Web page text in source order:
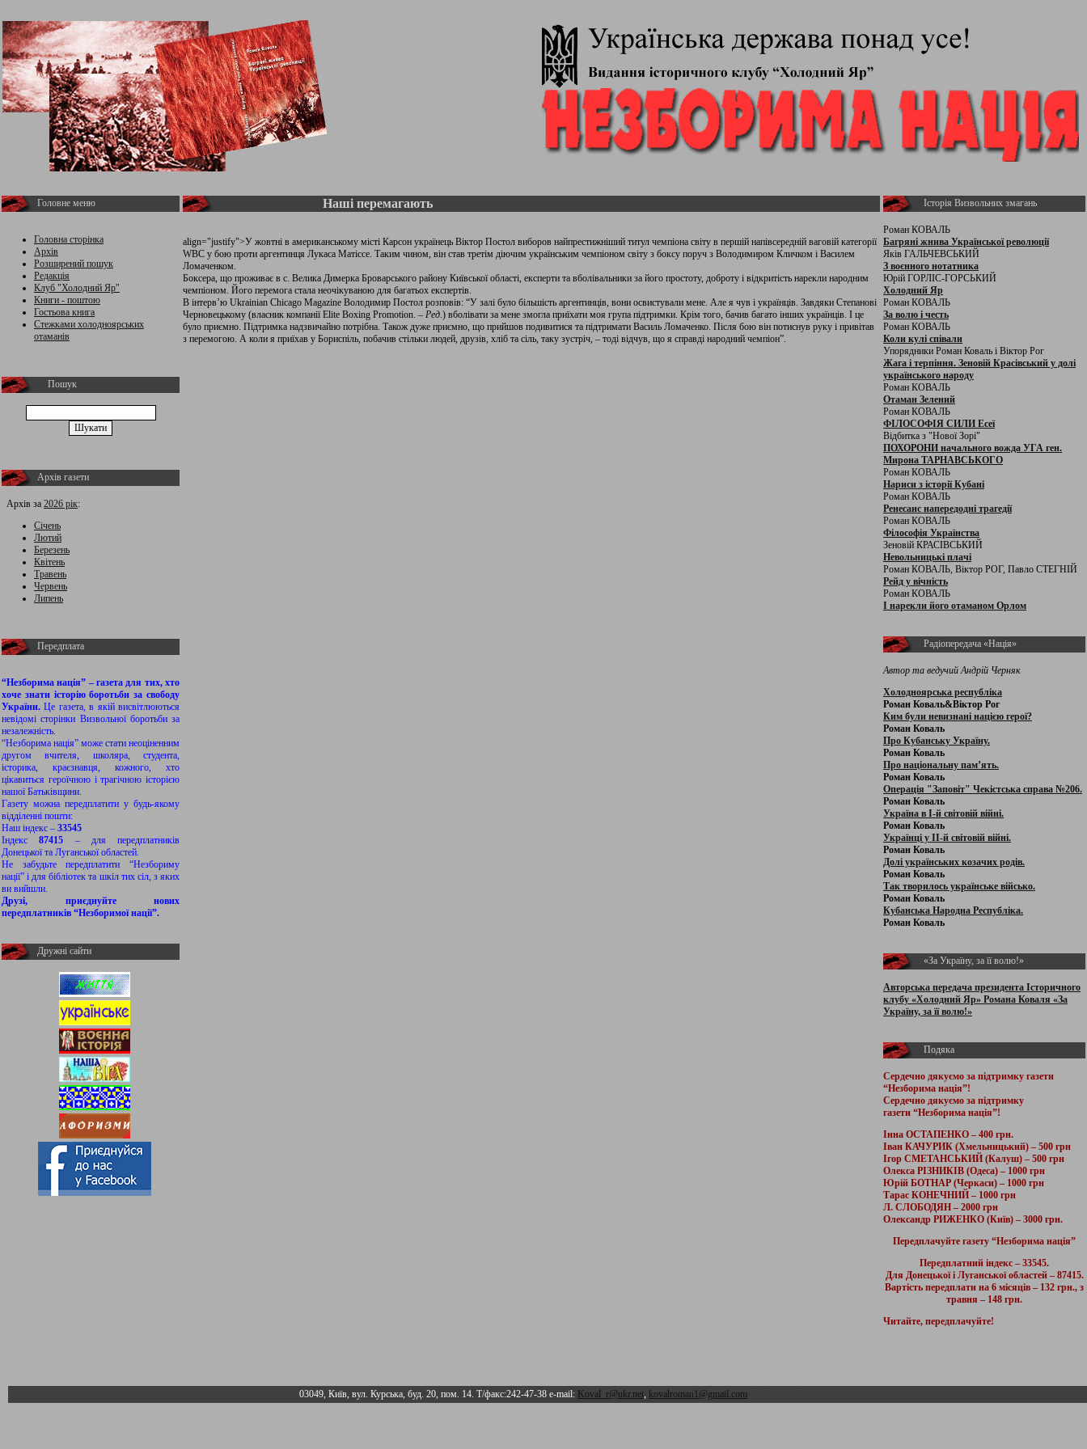
Головне меню
Головна сторінка
Архів
Розширений пошук
Редакція
Клуб "Холодний Яр"
Книги - поштою
Гостьова книга
Стежками холодноярських
отаманів
Пошук
Архів газети
Архів за 2026 рік:
Січень
Лютий
Березень
Квітень
Травень
Червень
Липень
Передплата
“Незборима нація” – газета для тих, хто
хоче знати історію боротьби за свободу
України.Це газета, в якій висвітлюються
невідомі сторінки Визвольної боротьби за
незалежність.
“Незборима нація” може стати неоціненним
другом вчителя, школяра, студента,
історика, краєзнавця, кожного, хто
цікавиться героїчною і трагічною історією
нашої Батьківщини.
Газету можна передплатити у будь-якому
відділенні пошти:
Наш індекс – 33545
Індекс87415 – для передплатників
Донецької та Луганської областей.
Не забудьте передплатити “Незбориму
нації” і для бібліотек та шкіл тих сіл, з яких
ви вийшли.
Друзі, приєднуйте нових
передплатників “Незборимої нації”.
Дружні сайти
Наші перемагають
align="justify">У жовтні в американському місті Карсон українець Віктор Постол виборов найпрестижніший титул чемпіона світу в першій напівсередній ваговій категорії
WBC у бою проти аргентинця Лукаса Матіссе. Таким чином, він став третім діючим українським чемпіоном світу з боксу поруч з Володимиром Кличком і Василем
Ломаченком.
Боксера, що проживає в с. Велика Димерка Броварського району Київської області, експерти та вболівальники за його простоту, доброту і відкритість нарекли народним
чемпіоном. Його перемога стала неочікуваною для багатьох експертів.
В інтерв’ю Ukrainian Chicago Magazine Володимир Постол розповів: “У залі було більшість аргентинців, вони освистували мене. Але я чув і українців. Завдяки Степанові
Черновецькому (власник компанії Elite Boxing Promotion. – Ред.) вболівати за мене змогла приїхати моя група підтримки. Крім того, бачив багато інших українців. І це
було приємно. Підтримка надзвичайно потрібна. Також дуже приємно, що прийшов подивитися та підтримати Василь Ломаченко. Після бою він потиснув руку і привітав
з перемогою. А коли я приїхав у Бориспіль, побачив стільки людей, друзів, хліб та сіль, таку зустріч, – тоді відчув, що я справді народний чемпіон”.
Історія Визвольних змагань
Роман КОВАЛЬ
Багряні жнива Української революції
Яків ГАЛЬЧЕВСЬКИЙ
З воєнного нотатника
Юрій ГОРЛІС-ГОРСЬКИЙ
Холодний Яр
Роман КОВАЛЬ
За волю і честь
Роман КОВАЛЬ
Коли кулі співали
Упорядники Роман Коваль і Віктор Рог
Жага і терпіння. Зеновій Красівський у долі
українського народу
Роман КОВАЛЬ
Отаман Зелений
Роман КОВАЛЬ
ФІЛОСОФІЯ СИЛИ Есеї
Відбитка з "Нової Зорі"
ПОХОРОНИ начального вожда УГА ген.
Мирона ТАРНАВСЬКОГО
Роман КОВАЛЬ
Нариси з історії Кубані
Роман КОВАЛЬ
Ренесанс напередодні трагедії
Роман КОВАЛЬ
Філософія Українства
Зеновій КРАСІВСЬКИЙ
Невольницькі плачі
Роман КОВАЛЬ, Віктор РОГ, Павло СТЕГНІЙ
Рейд у вічність
Роман КОВАЛЬ
І нарекли його отаманом Орлом
Радіопередача «Нація»
Автор та ведучий Андрій Черняк
Холодноярська республіка
Роман Коваль&Віктор Рог
Ким були невизнані нацією герої?
Роман Коваль
Про Кубанську Україну.
Роман Коваль
Про національну пам’ять.
Роман Коваль
Операція "Заповіт" Чекістська справа №206.
Роман Коваль
Україна в І-й світовій війні.
Роман Коваль
Українці у ІІ-й світовій війні.
Роман Коваль
Долі українських козачих родів.
Роман Коваль
Так творилось українське військо.
Роман Коваль
Кубанська Народна Республіка.
Роман Коваль
«За Україну, за її волю!»
Авторська передача президента Історичного
клубу «Холодний Яр» Романа Коваля «За
Україну, за її волю!»
Подяка
Сердечно дякуємо за підтримку газети
“Незборима нація”!
Сердечно дякуємо за підтримку
газети “Незборима нація”!
Інна ОСТАПЕНКО – 400 грн.
Іван КАЧУРИК (Хмельницький) – 500 грн
Ігор СМЕТАНСЬКИЙ (Калуш) – 500 грн
Олекса РІЗНИКІВ (Одеса) – 1000 грн
Юрій БОТНАР (Черкаси) – 1000 грн
Тарас КОНЕЧНИЙ – 1000 грн
Л. СЛОБОДЯН – 2000 грн
Олександр РИЖЕНКО (Київ) – 3000 грн.
Передплачуйте газету “Незборима нація”
Передплатний індекс – 33545.
Для Донецької і Луганської областей – 87415.
Вартість передплати на 6 місяців – 132 грн., з
травня – 148 грн.
Читайте, передплачуйте!
03049, Київ, вул. Курська, буд. 20, пом. 14. Т/факс:242-47-38 e-mail: Koval_r@ukr.net, kovalroman1@gmail.com